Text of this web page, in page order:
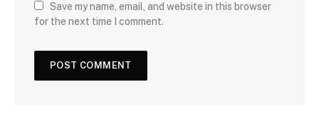
Save my name, email, and website in this browser
for the next time I comment.